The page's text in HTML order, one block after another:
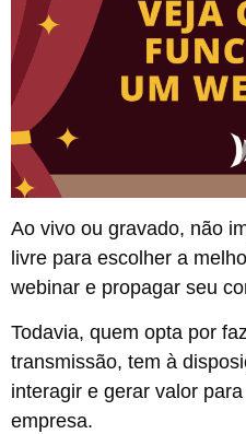
Ao vivo ou gravado, não
livre para escolher a
webinar e propagar seu
Todavia, quem opta por
transmissão, tem à
interagir e gerar valor
empresa.